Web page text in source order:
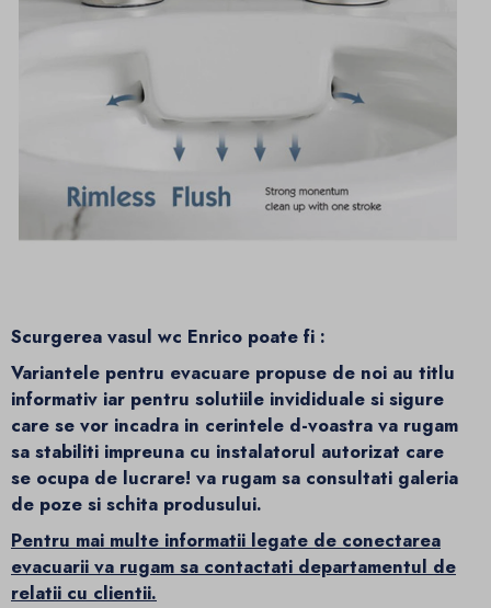
Scurgerea vasul wc Enrico poate fi :
Variantele pentru evacuare propuse de noi au titlu
informativ iar pentru solutiile invididuale si sigure
care se vor incadra in cerintele d-voastra va rugam
sa stabiliti impreuna cu instalatorul autorizat care
se ocupa de lucrare! va rugam sa consultati galeria
de poze si schita produsului.
Pentru mai multe informatii legate de conectarea
evacuarii va rugam sa contactati departamentul de
relatii cu clientii.